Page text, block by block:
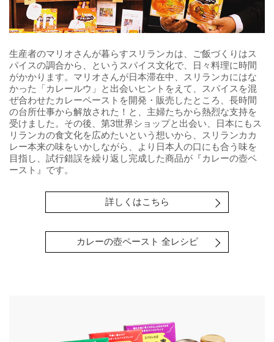
生産者のマリオさんが暮らすスリランカは、ご飯づくりはス
パイスの調合から、というスパイス文化で、日々料理に時間
がかかります。マリオさんが日本滞在中、スリランカにはな
かった「カレールウ」と出会いヒントをえて、スパイスを混
ぜ合わせたカレーペーストを開発・販売したところ、長時間
の台所仕事から解放された！と、主婦たちから熱烈な支持を
受けました。その後、第3世界ショップと出会い、日本にもス
リランカの食文化を広めたいという想いから、スリランカカ
レー本来の味をいかしながら、より日本人の口にも合う味を
目指し、試行錯誤を繰り返し完成した商品が『カレーの壺ペ
ースト』です。
詳しくはこちら
カレーの壺ペースト 全レシピ